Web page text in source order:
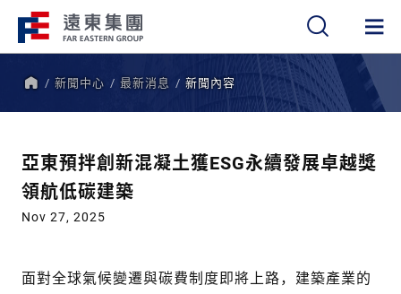
新聞中心 最新消息 新聞內容
亞東預拌創新混凝土獲ESG永續發展卓越獎
領航低碳建築
Nov 27, 2025
面對全球氣候變遷與碳費制度即將上路，建築產業的